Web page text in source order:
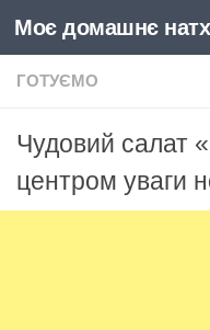
Skip to content
Моє домашнє
ГОТУЄМО
Чудовий салат
центром уваги